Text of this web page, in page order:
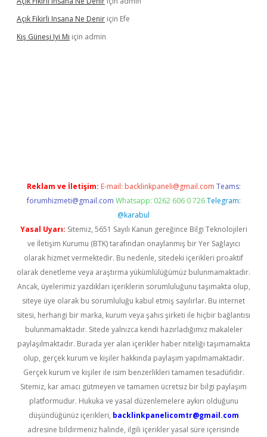
Açık Fikirli Insana Ne Denir için Efe
Kış Güneşi Iyi Mi için admin
Reklam ve İletişim: E-mail: backlinkpaneli@gmail.com Teams:
forumhizmeti@gmail.com Whatsapp: 0262 606 0 726 Telegram:
@karabul
Yasal Uyarı: Sitemiz, 5651 Sayılı Kanun gereğince Bilgi Teknolojileri
ve İletişim Kurumu (BTK) tarafından onaylanmış bir Yer Sağlayıcı
olarak hizmet vermektedir. Bu nedenle, sitedeki içerikleri proaktif
olarak denetleme veya araştırma yükümlülüğümüz bulunmamaktadır.
Ancak, üyelerimiz yazdıkları içeriklerin sorumluluğunu taşımakta olup,
siteye üye olarak bu sorumluluğu kabul etmiş sayılırlar. Bu internet
sitesi, herhangi bir marka, kurum veya şahıs şirketi ile hiçbir bağlantısı
bulunmamaktadır. Sitede yalnızca kendi hazırladığımız makaleler
paylaşılmaktadır. Burada yer alan içerikler haber niteliği taşımamakta
olup, gerçek kurum ve kişiler hakkında paylaşım yapılmamaktadır.
Gerçek kurum ve kişiler ile isim benzerlikleri tamamen tesadüfidir.
Sitemiz, kar amacı gütmeyen ve tamamen ücretsiz bir bilgi paylaşım
platformudur. Hukuka ve yasal düzenlemelere aykırı olduğunu
düşündüğünüz içerikleri, backlinkpanelicomtr@gmail.com
adresine bildirmeniz halinde, ilgili içerikler yasal süre içerisinde